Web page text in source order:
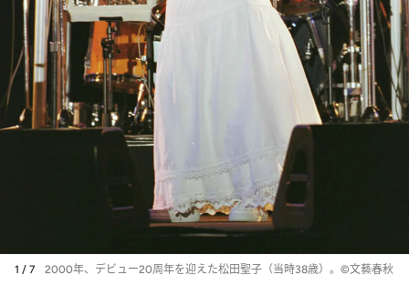
1 / 7 2000年、デビュー20周年を迎えた松田聖子（当時38歳）。©文藝春秋